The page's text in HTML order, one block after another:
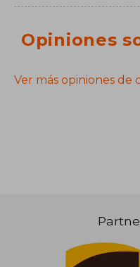
Opiniones
Ver más opiniones de